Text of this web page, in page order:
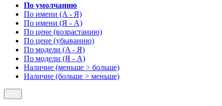
По умолчанию
По имени (A - Я)
По имени (Я - A)
По цене (возрастанию)
По цене (убыванию)
По модели (A - Я)
По модели (Я - A)
Наличие (меньше > больше)
Наличие (больше > меньше)